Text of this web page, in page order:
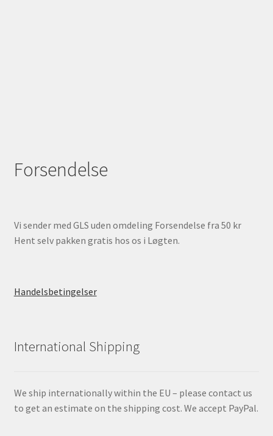
Forsendelse
Vi sender med GLS uden omdeling Forsendelse fra 50 kr
Hent selv pakken gratis hos os i Løgten.
Handelsbetingelser
International Shipping
We ship internationally within the EU – please contact us
to get an estimate on the shipping cost. We accept PayPal.